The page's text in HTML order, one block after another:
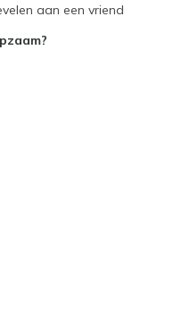
Wearing
aan een vriend